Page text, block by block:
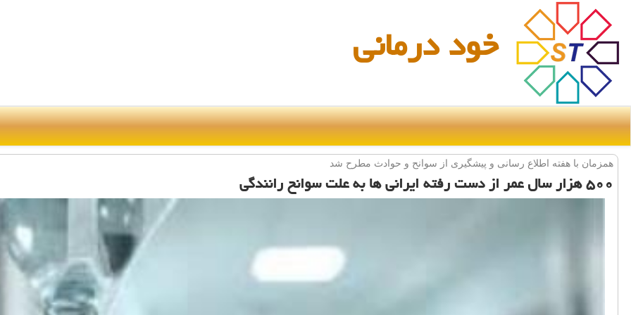
خود درمانی
همزمان با هفته اطلاع رسانی و پیشگیری از سوانح و حوادث مطرح شد
۵۰۰ هزار سال عمر از دست رفته ایرانی ها به علت سوانح رانندگی